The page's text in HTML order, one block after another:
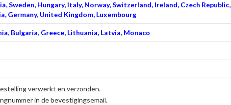
Sweden, Hungary, Italy, Norway, Switzerland, Ireland, Czech Republic,
Germany, United Kingdom, Luxembourg
Bulgaria, Greece, Lithuania, Latvia, Monaco
verwerkt en verzonden.
in de bevestigingsemail.